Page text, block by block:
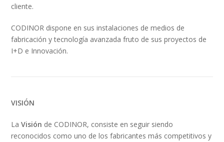
cliente.
CODINOR dispone en sus instalaciones de medios de
fabricación y tecnología avanzada fruto de sus proyectos de
I+D e Innovación.
VISIÓN
LaVisión de CODINOR, consiste en seguir siendo
reconocidos como uno de los fabricantes más competitivos y